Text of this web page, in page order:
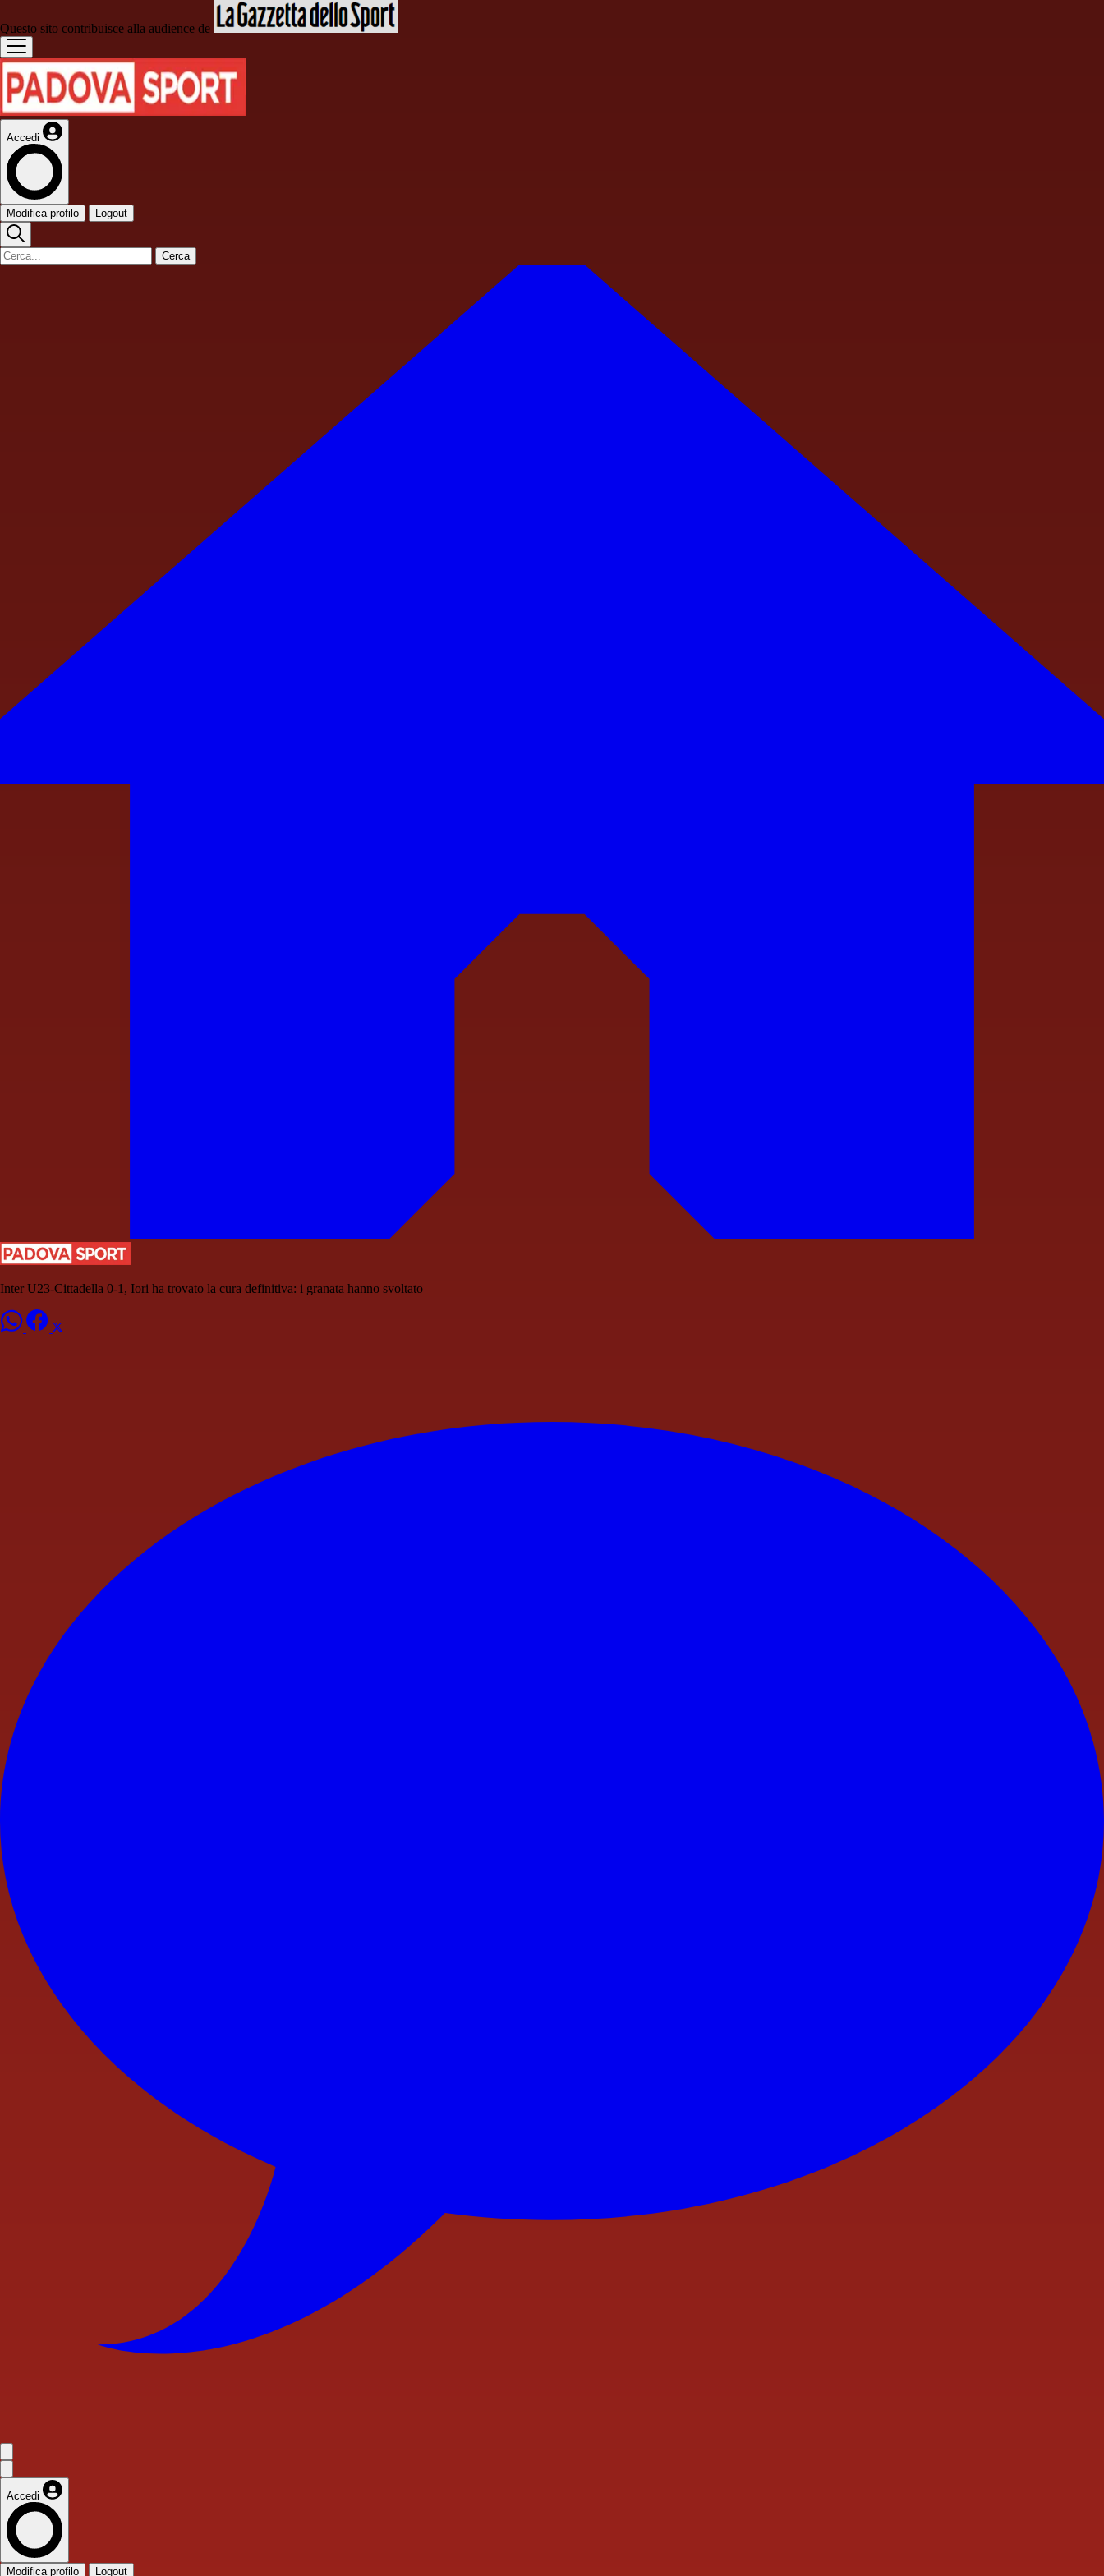
Questo sito contribuisce alla audience de
Accedi
Modifica profilo Logout
Cerca
Inter U23-Cittadella 0-1, Iori ha trovato la cura definitiva: i granata hanno svoltato
Accedi
Modifica profilo Logout